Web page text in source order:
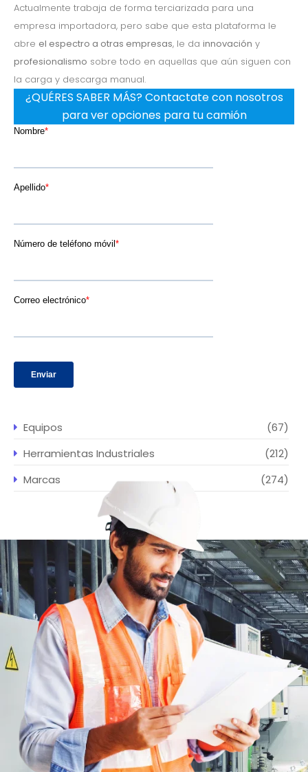
Actualmente trabaja de forma terciarizada para una
empresa importadora, pero sabe que esta plataforma le
abre el espectro a otras empresas, le da innovación y
profesionalismo sobre todo en aquellas que aún siguen con
la carga y descarga manual.
¿QUÉRES SABER MÁS? Contactate con nosotros
para ver opciones para tu camión
Equipos
(67)
Herramientas Industriales
(212)
Marcas
(274)